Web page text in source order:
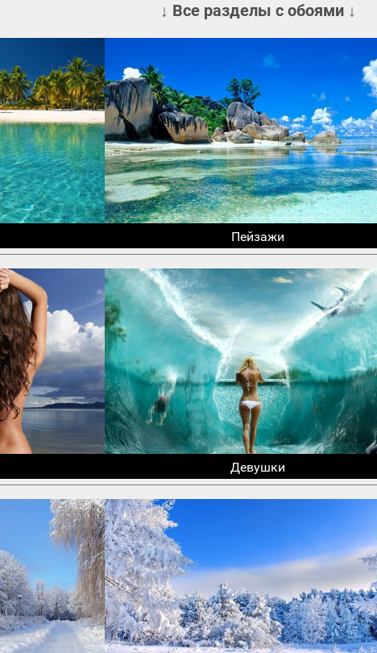
↓ Все разделы с обоями ↓
Пейзажи
Девушки